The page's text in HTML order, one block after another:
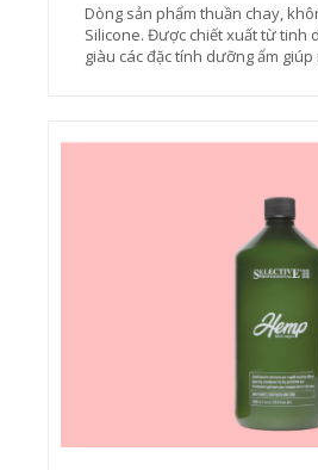
Dòng sản phẩm thuần chay,
Silicone. Được chiết xuất từ tinh dầu hạt cây gai dầu,
giàu các đặc tính dưỡng ẩm
một mái tóc chắc khỏe, óng